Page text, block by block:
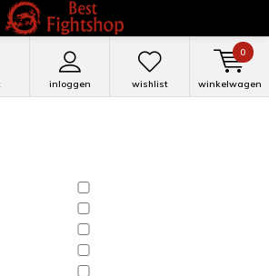
inloggen wishlist winkelwagen
0